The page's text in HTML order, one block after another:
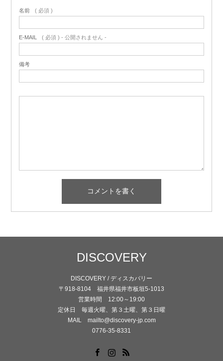
名前 ( 必須 )
E-MAIL ( 必須 ) - 公開されません -
備考
DISCOVERY
DISCOVERY / ディスカバリー
〒918-8104 福井県福井市板垣5-1013
営業時間 12:00～19:00
定休日 毎週火曜、第３土曜、第３日曜
MAIL mailto@discovery-jp.com
0776-35-8331